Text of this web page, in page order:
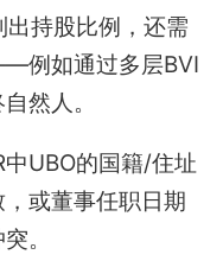
出持股比例，还需
例如通过多层BVI
然人。
UBO的国籍/住址
或董事任职日期
。